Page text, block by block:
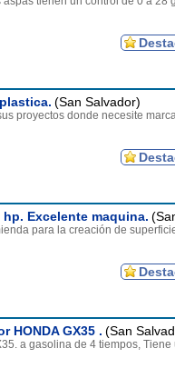
(San Salvador)
proyectos donde necesite
hp. Excelente maquina.
para la creación de
HONDA GX35 . (San
a gasolina de 4 tiempos,